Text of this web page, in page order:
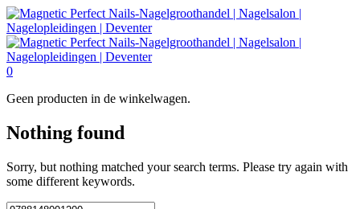
0
Geen producten in de winkelwagen.
Nothing found
Sorry, but nothing matched your search terms. Please try again with
some different keywords.